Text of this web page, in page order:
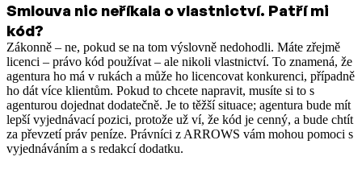
Smlouva nic neříkala o vlastnictví. Patří mi
kód?
Zákonně – ne, pokud se na tom výslovně nedohodli. Máte zřejmě
licenci – právo kód používat – ale nikoli vlastnictví. To znamená, že
agentura ho má v rukách a může ho licencovat konkurenci, případně
ho dát více klientům. Pokud to chcete napravit, musíte si to s
agenturou dojednat dodatečně. Je to těžší situace; agentura bude mít
lepší vyjednávací pozici, protože už ví, že kód je cenný, a bude chtít
za převzetí práv peníze. Právníci z ARROWS vám mohou pomoci s
vyjednáváním a s redakcí dodatku.